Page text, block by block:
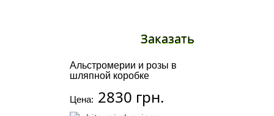
Альстромерии и розы в
шляпной коробке
Цена: 2830 грн.
Заказать